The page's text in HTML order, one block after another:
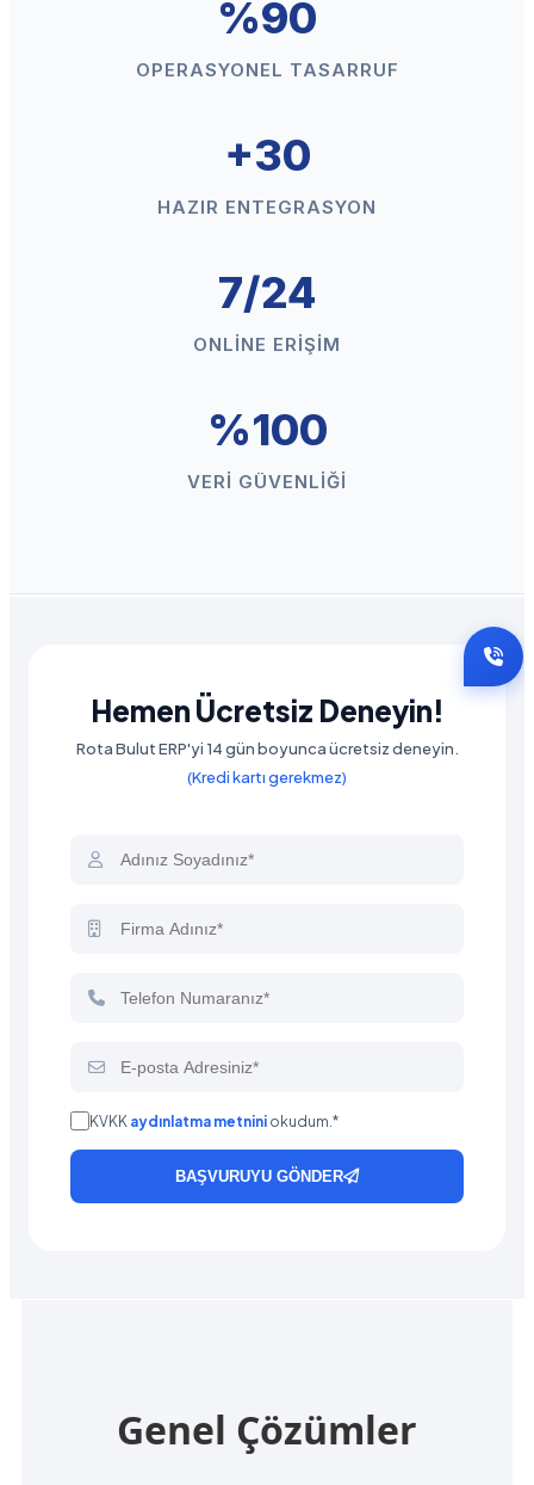
%90
OPERASYONEL TASARRUF
+30
HAZIR ENTEGRASYON
7/24
ONLINE ERIŞIM
%100
VERI GÜVENLIĞI
Hemen Ücretsiz Deneyin!
Rota Bulut ERP'yi 14 gün boyunca ücretsiz deneyin.
(Kredi kartı gerekmez)
KVKK aydınlatma metnini okudum.*
BAŞVURUYU GÖNDER
Genel Çözümler